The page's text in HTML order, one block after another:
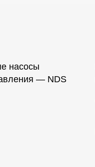
насосы
— NDS